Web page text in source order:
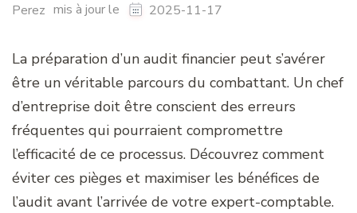
Perez mis à jour le 2025-11-17
La préparation d’un audit financier peut s’avérer
être un véritable parcours du combattant. Un chef
d’entreprise doit être conscient des erreurs
fréquentes qui pourraient compromettre
l’efficacité de ce processus. Découvrez comment
éviter ces pièges et maximiser les bénéfices de
l’audit avant l’arrivée de votre expert-comptable.